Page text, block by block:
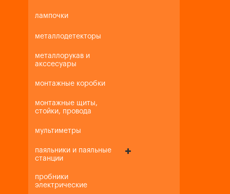
лампочки
металлодетекторы
металлорукав и
акссесуары
монтажные коробки
монтажные щиты,
стойки, провода
мультиметры
паяльники и паяльные
станции
пробники
электрические